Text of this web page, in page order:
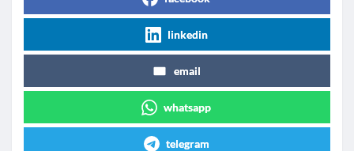
linkedin
email
whatsapp
telegram